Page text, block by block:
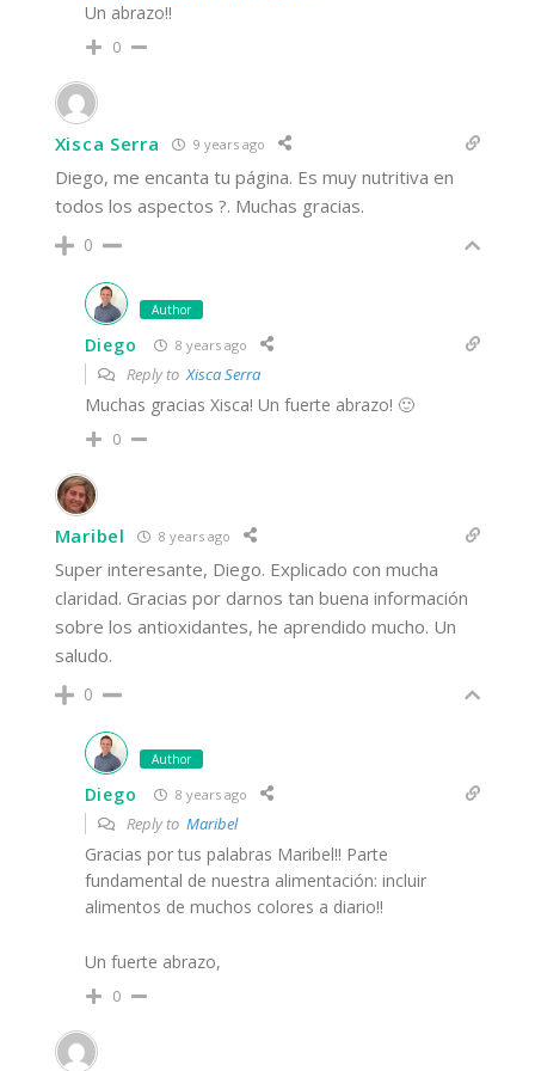
Un abrazo!!
0
Xisca Serra 9 years ago
Diego, me encanta tu página. Es muy nutritiva en
todos los aspectos ?. Muchas gracias.
0
Author
Diego 8 years ago
Reply toXisca Serra
Muchas gracias Xisca! Un fuerte abrazo! 🙂
0
Maribel 8 years ago
Super interesante, Diego. Explicado con mucha
claridad. Gracias por darnos tan buena información
sobre los antioxidantes, he aprendido mucho. Un
saludo.
0
Author
Diego 8 years ago
Reply to Maribel
Gracias por tus palabras Maribel!! Parte
fundamental de nuestra alimentación: incluir
alimentos de muchos colores a diario!!
Un fuerte abrazo,
0